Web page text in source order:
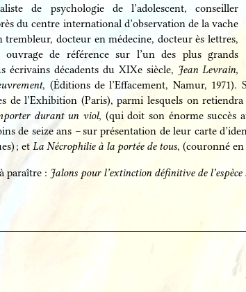
de psychologie de l’adolescent, conseiller
du centre international d’observation de la vache
docteur en médecine, docteur ès lettres,
ouvrage de référence sur l’un des plus grands
écrivains décadents du XIXe siècle, Jean Levrain,
, (Éditions de l’Effacement, Namur,
de l’Exhibition (Paris), parmi lesquels on retiendra
durant un viol, (qui doit son énorme succès
de seize ans – sur présentation de leur carte
; et La Nécrophilie à la portée de tous, (couronné en
paraître : Jalons pour l’extinction définitive de